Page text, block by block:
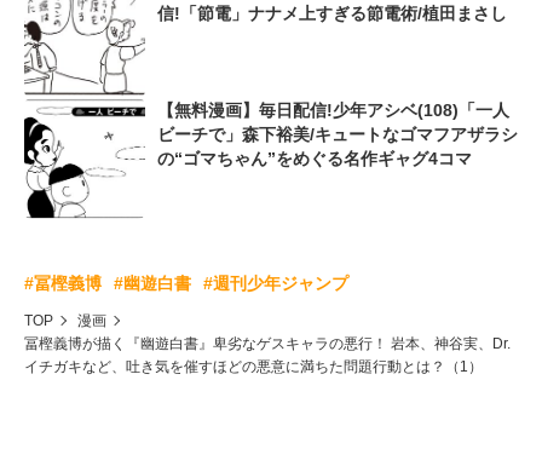
信!「節電」ナナメ上すぎる節電術/植田まさし
【無料漫画】毎日配信!少年アシベ(108)「一人
ビーチで」森下裕美/キュートなゴマフアザラシ
の“ゴマちゃん”をめぐる名作ギャグ4コマ
#冨樫義博 #幽遊白書 #週刊少年ジャンプ
TOP
漫画
冨樫義博が描く『幽遊白書』卑劣なゲスキャラの悪行！ 岩本、神谷実、Dr.
イチガキなど、吐き気を催すほどの悪意に満ちた問題行動とは？（1）